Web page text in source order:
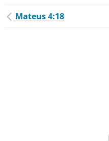
Mateus 4:18